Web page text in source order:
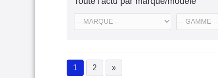
1
(current)
2 »